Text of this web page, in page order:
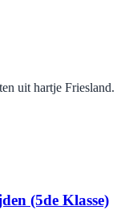
uit hartje Friesland.
(5de Klasse)